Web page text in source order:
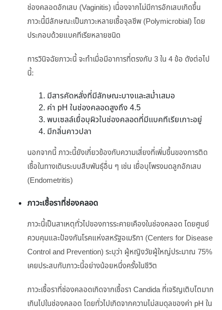
ช่องคลอดอักเสบ (Vaginitis) เนื่องจากไม่มีการอักเสบเกิดขึ้น
ภาวะนี้มีลักษณะเป็นภาวะหลายเชื้อจุลชีพ (Polymicrobial) โดย
ประกอบด้วยแบคทีเรียหลายชนิด
การวินิจฉัยภาวะนี้ จะทำเมื่อมีอาการที่ตรงกับ 3 ใน 4 ข้อ ดังต่อไป
นี้:
มีสารคัดหลั่งที่มีลักษณะบางและสม่ำเสมอ
ค่า pH ในช่องคลอดสูงถึง 4.5
พบเซลล์เยื่อบุผิวในช่องคลอดที่มีแบคทีเรียเกาะอยู่
มีกลิ่นคาวปลา
นอกจากนี้ ภาวะนี้ยังเกี่ยวข้องกับความเสี่ยงที่เพิ่มขึ้นของการติด
เชื้อในทางเดินระบบสืบพันธุ์อื่น ๆ เช่น เยื่อบุโพรงมดลูกอักเสบ
(Endometritis)
ภาวะเชื้อราที่ช่องคลอด
ภาวะนี้เป็นสาเหตุทั่วไปของการระคายเคืองในช่องคลอด โดยศูนย์
ควบคุมและป้องกันโรคแห่งสหรัฐอเมริกา (Centers for Disease
Control and Prevention) ระบุว่า ผู้หญิงวัยผู้ใหญ่ประมาณ 75%
เคยประสบกับภาวะนี้อย่างน้อยหนึ่งครั้งในชีวิต
ภาวะเชื้อราที่ช่องคลอดเกิดจากเชื้อรา Candida ที่เจริญเติบโตมาก
เกินไปในช่องคลอด โดยทั่วไปเกิดจากความไม่สมดุลของค่า pH ใน